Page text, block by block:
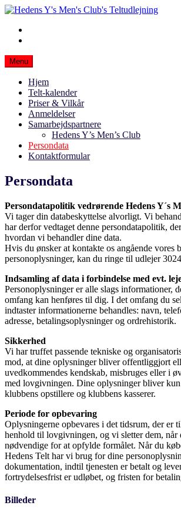
Spring
indhold
Hedens Y's Men's Club's Teltudlejning
Udlejning af partytelt i Herning og omegn
Menu
Hjem
Telt-kalender
Priser & Vilkår
Anmeldelser
Samarbejdspartnere
Hedens Y’s Men’s Club
Persondata
Kontaktformular
Persondata
Persondatapolitik vedrørende Hedens Y´s
Vi tager din databeskyttelse alvorligt. Vi
har derfor vedtaget denne persondatapolitik,
hvordan vi behandler dine data.
Hvis du ønsker at kontakte os angående vores
personoplysninger, kan du ringe til udlejer
Indsamling af data i forbindelse med evt.
Personoplysninger er alle slags informationer,
omfang kan henføres til dig. I det omfang du
indtaster informationerne behandles: navn,
adresse, betalingsoplysninger og ordrehistorik.
Sikkerhed
Vi har truffet passende tekniske og
mod, at dine oplysninger bliver offentliggjort
uvedkommendes kendskab, misbruges eller i
med lovgivningen. Dine oplysninger bliver
klubbens opstillere og klubbens kasserer.
Periode for opbevaring
Oplysningerne opbevares i det tidsrum, der er
henhold til lovgivningen, og vi sletter dem, når
nødvendige for at opfylde formålet. Når du
Hedens Telt har vi brug for dine
dokumentation, indtil tjenesten er betalt og
fortrydelsesfrist er udløbet, og fristen for
Billeder